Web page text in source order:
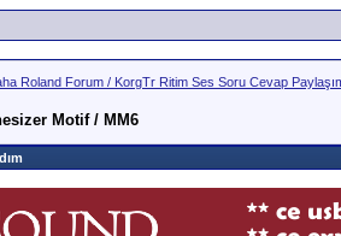
Roland Forum / KorgTr Ritim Ses Soru Cevap
Motif / MM6